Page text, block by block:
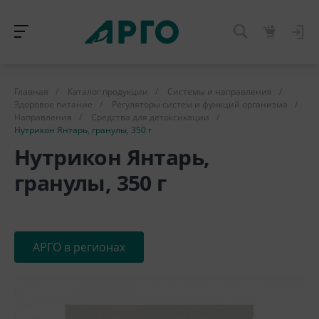
Главная / Каталог продукции / Системы и направления
/
Здоровое питание
/ Регуляторы систем и функций организма
/
Направления
/ Средства для детоксикации
/
Нутрикон Янтарь, гранулы, 350 г
Нутрикон Янтарь,
гранулы, 350 г
АРГО в регионах